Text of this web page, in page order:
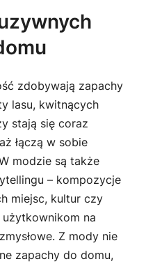
zdobywają zapachy
lasu, kwitnących
stają się coraz
łączą w sobie
modzie są także
– kompozycje
miejsc, kultur czy
na
Z mody nie
zapachy do domu,